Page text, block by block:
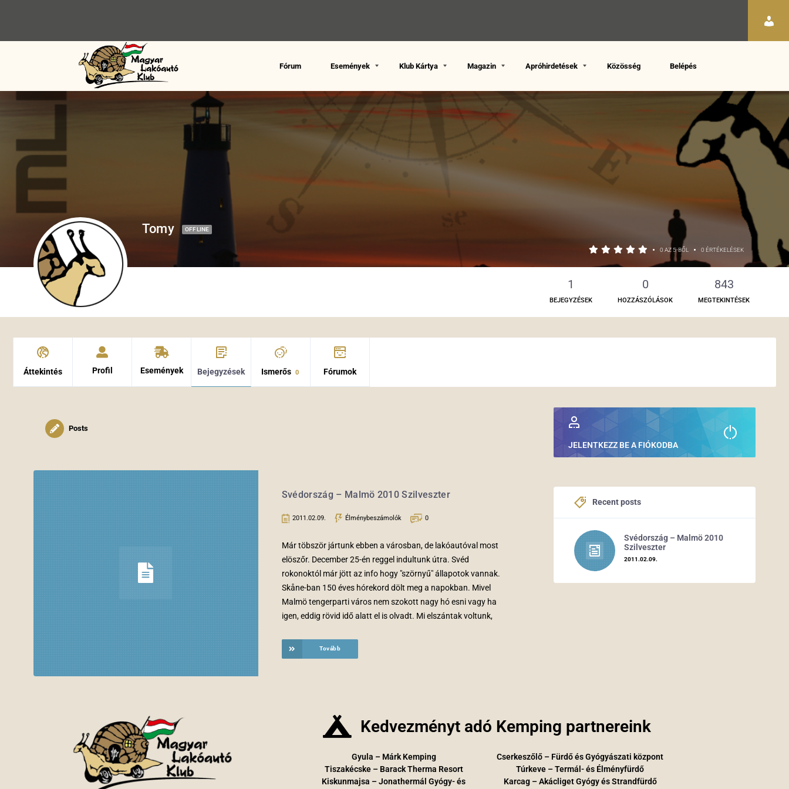
Fórum Események Klub Kártya Magazin Apróhirdetések Közösség Belépés
Tomy OFFLINE
• 0 AZ 5-BŐL • 0 ÉRTÉKELÉSEK
1
BEJEGYZÉSEK
0
HOZZÁSZÓLÁSOK
843
MEGTEKINTÉSEK
Áttekintés Profil Események Bejegyzések Ismerős 0 Fórumok
Posts
Svédország – Malmö 2010 Szilveszter
2011.02.09. Élménybeszámolók 0
Már töbször jártunk ebben a városban, de lakóautóval most
elöszőr. December 25-én reggel indultunk útra. Svéd
rokonoktól már jött az info hogy "szörnyű" állapotok vannak.
Skåne-ban 150 éves hórekord dölt meg a napokban. Mivel
Malmö tengerparti város nem szokott nagy hó esni vagy ha
igen, eddig rövid idő alatt el is olvadt. Mi elszántak voltunk,
Tovább
JELENTKEZZ BE A FIÓKODBA
Recent posts
Svédország – Malmö 2010
Szilveszter
2011.02.09.
Kedvezményt adó Kemping partnereink
Gyula – Márk Kemping
Tiszakécske – Barack Therma Resort
Kiskunmajsa – Jonathermál Gyógy- és
Cserkeszőlő – Fürdő és Gyógyászati központ
Túrkeve – Termál- és Élményfürdő
Karcag – Akácliget Gyógy és Strandfürdő